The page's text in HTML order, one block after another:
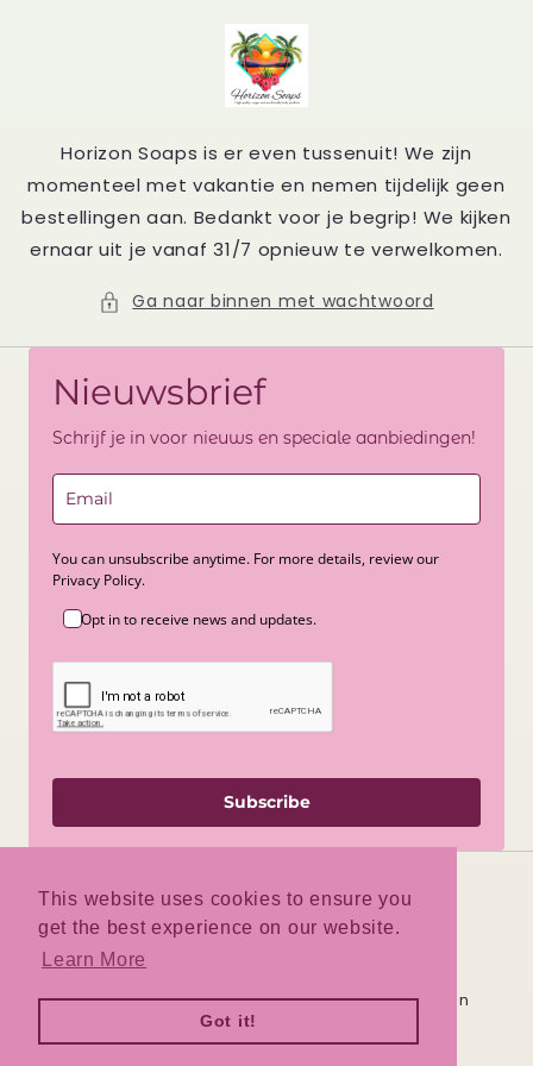
This website uses cookies to ensure you
get the best experience on our website.
Learn More
Got it!
Horizon Soaps is er even tussenuit! We zijn
momenteel met vakantie en nemen tijdelijk geen
bestellingen aan. Bedankt voor je begrip! We kijken
ernaar uit je vanaf 31/7 opnieuw te verwelkomen.
Ga naar binnen met wachtwoord
Nieuwsbrief
Schrijf je in voor nieuws en speciale aanbiedingen!
You can unsubscribe anytime. For more details, review our
Privacy Policy.
Opt in to receive news and updates.
Subscribe
FacebookInstagram
TikTok
Deze winkel wordt door
aangedreven
Ben je de winkeleigenaar?Log hier in